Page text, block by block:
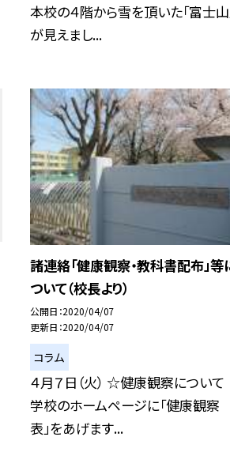
本校の４階から雪を頂いた「富士山
が見えまし...
諸連絡「健康観察・教科書配布」等
ついて（校長より）
公開日 2020/04/07
更新日 2020/04/07
コラム
４月７日（火） ☆健康観察について
学校のホームページに「健康観察
表」をあげます...